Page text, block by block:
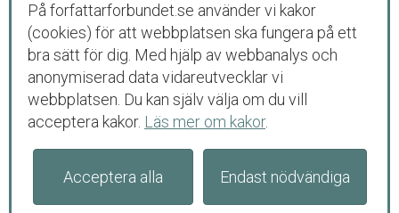
Telefon
Växeln:08-545 132 00
Tisdag-fredag: 09.00-11.00
Juridisk och ekonomisk rådgivning för
medlemmar och debutanter:
08-545 132 00 (tryck1)
Tisdag-torsdag: 09.00-11.00
På forfattarforbundet.se använder vi kakor
(cookies) för att webbplatsen ska fungera på ett
bra sätt för dig. Med hjälp av webbanalys och
anonymiserad data vidareutvecklar vi
webbplatsen. Du kan själv välja om du vill
acceptera kakor. Läs mer om kakor.
Acceptera alla Endast nödvändiga